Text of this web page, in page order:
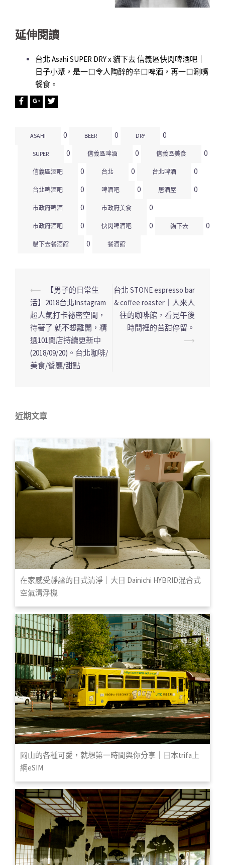
延伸閱讀
台北 Asahi SUPER DRY x 貓下去 信義區快閃啤酒吧｜
日子小聚，是一口令人陶醉的辛口啤酒，再一口涮嘴
餐食。
ASAHI 0 BEER 0 DRY 0
SUPER 0 信義區啤酒 0 信義區美食 0
信義區酒吧 0 台北 0 台北啤酒 0
台北啤酒吧 0 啤酒吧 0 居酒屋 0
市政府啤酒 0 市政府美食 0
市政府酒吧 0 快閃啤酒吧 0 貓下去 0
貓下去餐酒館 0 餐酒館
文
章
導
覽
列
⟵
【男子的日常生
活】2018台北Instagram
超人氣打卡祕密空間，
待著了 就不想離開，精
選101間店持續更新中
(2018/09/20)。台北咖啡/
美食/餐廳/甜點
台北 STONE espresso bar
& coffee roaster｜人來人
往的咖啡館，看見午後
時間裡的苦甜停留。
⟶
近期文章
在家感受靜謐的日式清淨｜大日 Dainichi HYBRID混合式
空氣清淨機
岡山的各種可愛，就想第一時間與你分享｜日本trifa上
網eSIM